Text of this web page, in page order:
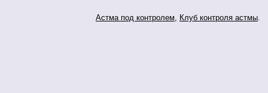
Астма под контролем, Клуб контроля астмы.